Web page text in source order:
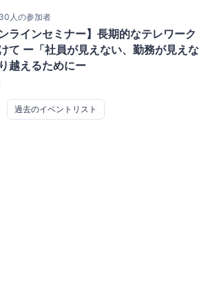
30人の参加者
ンラインセミナー】長期的なテレワーク
て ー「社員が見えない、勤務が見えな
越えるためにー
過去のイベントリスト